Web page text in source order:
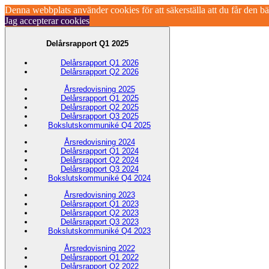
Denna webbplats använder cookies för att säkerställa att du får den
Jag accepterar cookies
Delårsrapport Q1 2025
Delårsrapport Q1 2026
Delårsrapport Q2 2026
Årsredovisning 2025
Delårsrapport Q1 2025
Delårsrapport Q2 2025
Delårsrapport Q3 2025
Bokslutskommuniké Q4 2025
Årsredovisning 2024
Delårsrapport Q1 2024
Delårsrapport Q2 2024
Delårsrapport Q3 2024
Bokslutskommuniké Q4 2024
Årsredovisning 2023
Delårsrapport Q1 2023
Delårsrapport Q2 2023
Delårsrapport Q3 2023
Bokslutskommuniké Q4 2023
Årsredovisning 2022
Delårsrapport Q1 2022
Delårsrapport Q2 2022